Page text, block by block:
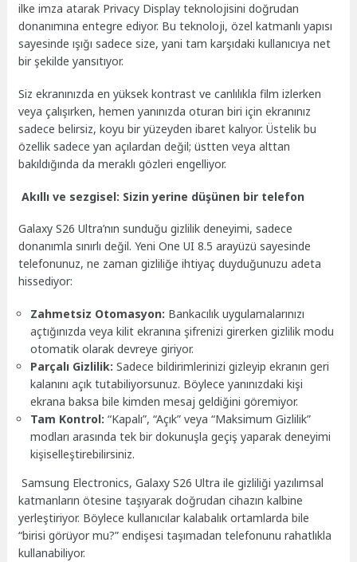
ilke imza atarak Privacy Display teknolojisini doğrudan
donanımına entegre ediyor. Bu teknoloji, özel katmanlı yapısı
sayesinde ışığı sadece size, yani tam karşıdaki kullanıcıya net
bir şekilde yansıtıyor.
Siz ekranınızda en yüksek kontrast ve canlılıkla film izlerken
veya çalışırken, hemen yanınızda oturan biri için ekranınız
sadece belirsiz, koyu bir yüzeyden ibaret kalıyor. Üstelik bu
özellik sadece yan açılardan değil; üstten veya alttan
bakıldığında da meraklı gözleri engelliyor.
Akıllı ve sezgisel: Sizin yerine düşünen bir telefon
Galaxy S26 Ultra’nın sunduğu gizlilik deneyimi, sadece
donanımla sınırlı değil. Yeni One UI 8.5 arayüzü sayesinde
telefonunuz, ne zaman gizliliğe ihtiyaç duyduğunuzu adeta
hissediyor:
Zahmetsiz Otomasyon: Bankacılık uygulamalarınızı
açtığınızda veya kilit ekranına şifrenizi girerken gizlilik modu
otomatik olarak devreye giriyor.
Parçalı Gizlilik: Sadece bildirimlerinizi gizleyip ekranın geri
kalanını açık tutabiliyorsunuz. Böylece yanınızdaki kişi
ekrana baksa bile kimden mesaj geldiğini göremiyor.
Tam Kontrol: “Kapalı”, “Açık” veya “Maksimum Gizlilik”
modları arasında tek bir dokunuşla geçiş yaparak deneyimi
kişiselleştirebilirsiniz.
Samsung Electronics, Galaxy S26 Ultra ile gizliliği yazılımsal
katmanların ötesine taşıyarak doğrudan cihazın kalbine
yerleştiriyor. Böylece kullanıcılar kalabalık ortamlarda bile
“birisi görüyor mu?” endişesi taşımadan telefonunu rahatlıkla
kullanabiliyor.